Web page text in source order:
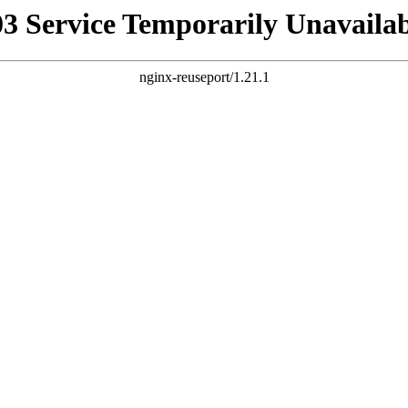
Service Temporarily
nginx-reuseport/1.21.1